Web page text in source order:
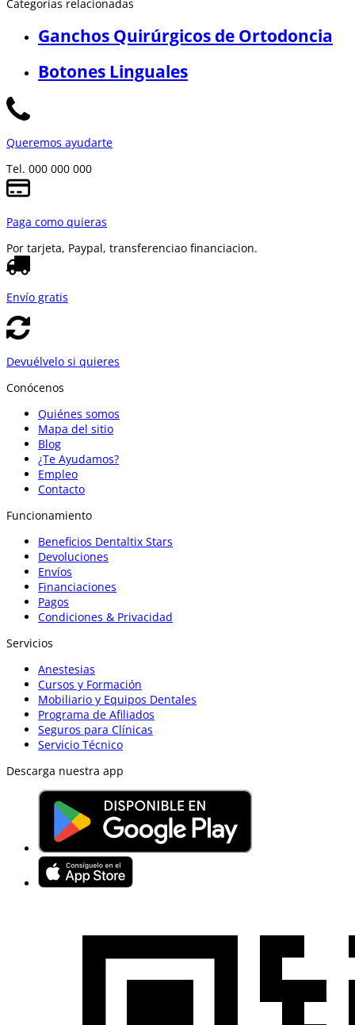
Categorías relacionadas
Ganchos Quirúrgicos de Ortodoncia
Botones Linguales
Queremos ayudarte
Tel. 000 000 000
Paga como quieras
Por tarjeta, Paypal, transferenciao financiacion.
Envío gratis
Devuélvelo si quieres
Conócenos
Quiénes somos
Mapa del sitio
Blog
¿Te Ayudamos?
Empleo
Contacto
Funcionamiento
Beneficios Dentaltix Stars
Devoluciones
Envíos
Financiaciones
Pagos
Condiciones & Privacidad
Servicios
Anestesias
Cursos y Formación
Mobiliario y Equipos Dentales
Programa de Afiliados
Seguros para Clínicas
Servicio Técnico
Descarga nuestra app